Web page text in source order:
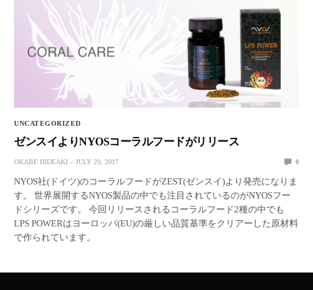
UNCATEGORIZED
ゼンスイよりNYOSコーラルフードがリリース
OKABE HIDEAKI JULY 29, 2017 0
NYOS社(ドイツ)のコーラルフードがZEST(ゼンスイ)より発売になりま
す。 世界展開するNYOS製品の中でも注目されているのがNYOSフー
ドシリーズです。 今回リリースされるコーラルフード2種の中でも
LPS POWERはヨーロッパ(EU)の厳しい品質基準をクリアーした原材料
で作られています。